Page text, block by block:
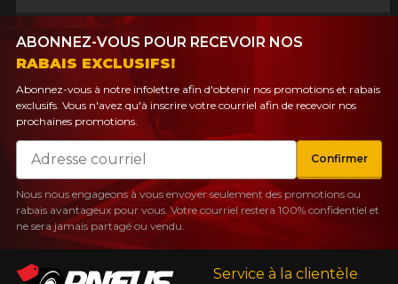
Service à la clientèle
ABONNEZ-VOUS POUR RECEVOIR NOS
RABAIS EXCLUSIFS!
Abonnez-vous à notre infolettre afin d'obtenir nos promotions et rabais
exclusifs. Vous n'avez qu'à inscrire votre courriel afin de recevoir nos
prochaines promotions.
Courriel
Confirmer
Nous nous engageons à vous envoyer seulement des promotions ou
rabais avantageux pour vous. Votre courriel restera 100% confidentiel et
ne sera jamais partagé ou vendu.